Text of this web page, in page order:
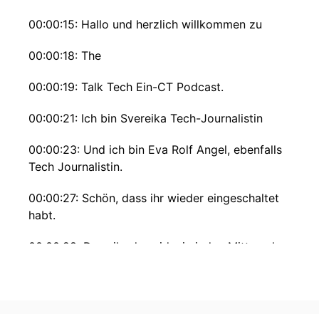
00:00:15: Hallo und herzlich willkommen zu
00:00:18: The
00:00:19: Talk Tech Ein-CT Podcast.
00:00:21: Ich bin Svereika Tech-Journalistin
00:00:23: Und ich bin Eva Rolf Angel, ebenfalls
Tech Journalistin.
00:00:27: Schön, dass ihr wieder eingeschaltet
habt.
00:00:28: Dass ihr da seid wie jeden Mittwoch